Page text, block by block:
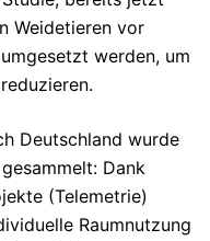
Weidetieren vor
werden, um
Deutschland wurde
Dank
(Telemetrie)
Raumnutzung